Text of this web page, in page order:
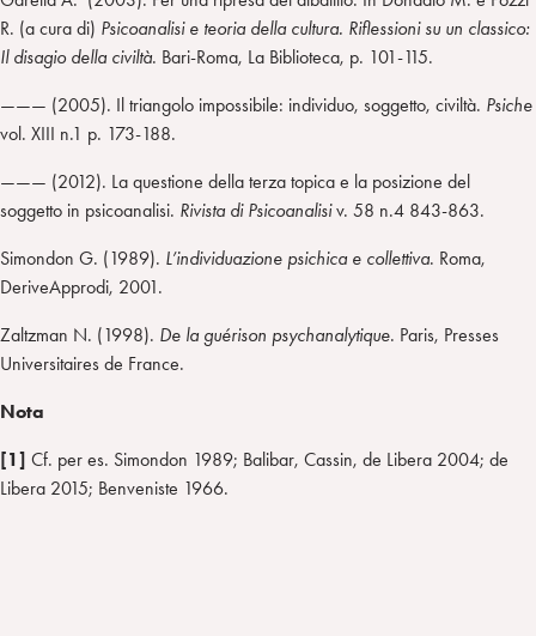
R. (a cura di) Psicoanalisi e teoria della cultura. Riflessioni su un classico:
Il disagio della civiltà. Bari-Roma, La Biblioteca, p. 101-115.
——— (2005). Il triangolo impossibile: individuo, soggetto, civiltà. Psiche
vol. XIII n.1 p. 173-188.
——— (2012). La questione della terza topica e la posizione del
soggetto in psicoanalisi. Rivista di Psicoanalisiv. 58 n.4 843-863.
Simondon G. (1989). L’individuazione psichica e collettiva. Roma,
DeriveApprodi, 2001.
Zaltzman N. (1998). De la guérison psychanalytique. Paris, Presses
Universitaires de France.
Nota
[1] Cf. per es. Simondon 1989; Balibar, Cassin, de Libera 2004; de
Libera 2015; Benveniste 1966.